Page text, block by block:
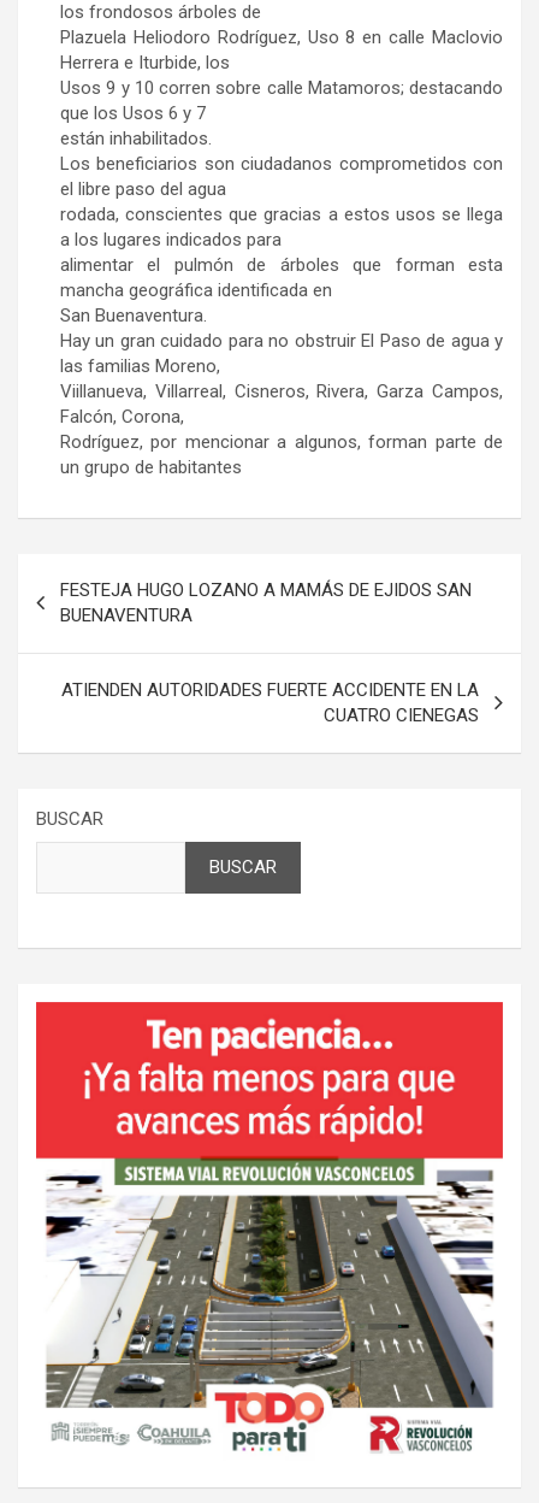
los frondosos árboles de
Plazuela Heliodoro Rodríguez, Uso 8 en calle Maclovio
Herrera e Iturbide, los
Usos 9 y 10 corren sobre calle Matamoros; destacando
que los Usos 6 y 7
están inhabilitados.
Los beneficiarios son ciudadanos comprometidos con
el libre paso del agua
rodada, conscientes que gracias a estos usos se llega
a los lugares indicados para
alimentar el pulmón de árboles que forman esta
mancha geográfica identificada en
San Buenaventura.
Hay un gran cuidado para no obstruir El Paso de agua y
las familias Moreno,
Viillanueva, Villarreal, Cisneros, Rivera, Garza Campos,
Falcón, Corona,
Rodríguez, por mencionar a algunos, forman parte de
un grupo de habitantes
de
entradas
FESTEJA HUGO LOZANO A MAMÁS DE EJIDOS SAN
BUENAVENTURA
ATIENDEN AUTORIDADES FUERTE ACCIDENTE EN LA
CUATRO CIENEGAS
BUSCAR
BUSCAR